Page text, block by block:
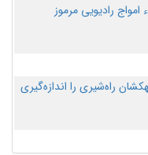
رادیویی مرموز
راه‌شیری را اندازه‌گیری